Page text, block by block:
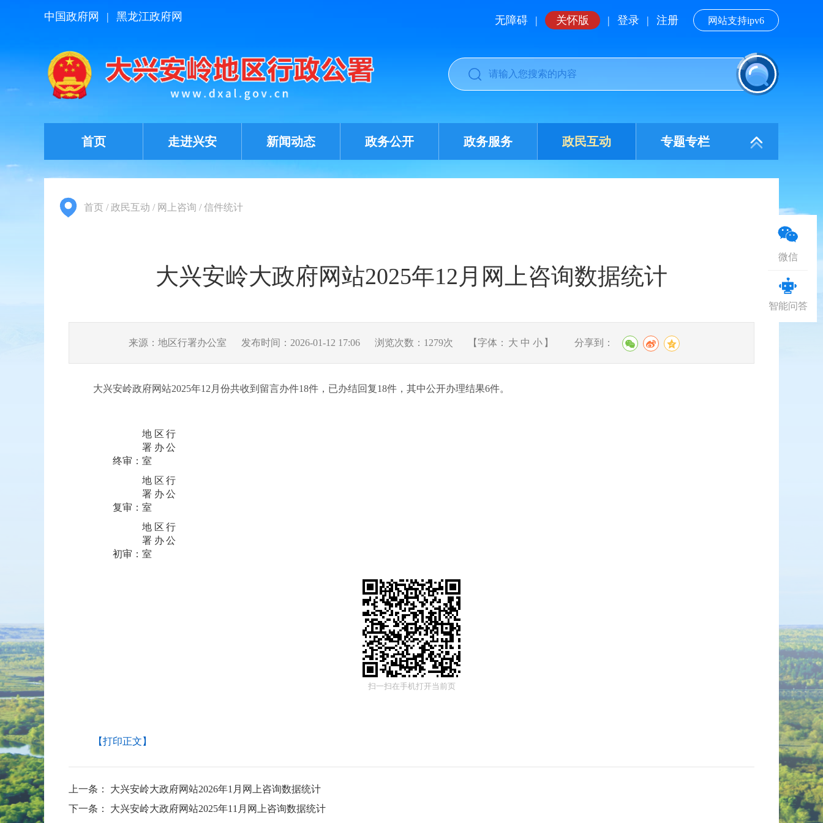
中国政府网 | 黑龙江政府网 无障碍 | 关怀版 | 登录 | 注册 网站支持ipv6
首页 走进兴安 新闻动态 政务公开 政务服务 政民互动 专题专栏
首页 /政民互动 / 网上咨询 /信件统计
大兴安岭大政府网站2025年12月网上咨询数据统计
来源：地区行署办公室 发布时间：2026-01-12 17:06 浏览次数： 1279次 【字体： 大 中 小 】 分享到：
大兴安岭政府网站2025年12月份共收到留言办件18件，已办结回复18件，其中公开办理结果6件。
终审：
地区行
署办公
室
复审：
地区行
署办公
室
初审：
地区行
署办公
室
扫一扫在手机打开当前页
【打印正文】
上一条：
大兴安岭大政府网站2026年1月网上咨询数据统计
下一条：
大兴安岭大政府网站2025年11月网上咨询数据统计
微信
智能问答